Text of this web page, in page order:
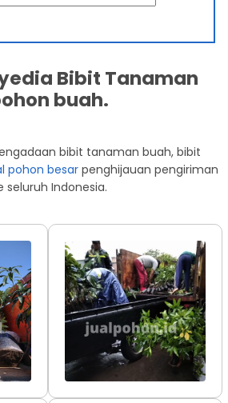
Bibit Tanaman
buah.
bibit tanaman buah, bibit
pohon besar penghijauan pengiriman
seluruh Indonesia.